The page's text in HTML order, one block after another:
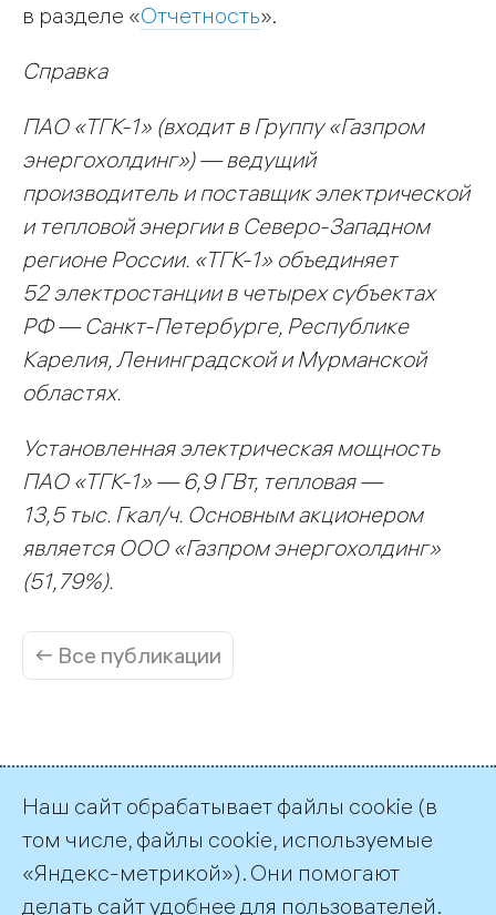
в разделе «Отчетность».
Справка
ПАО «ТГК-1» (входит в Группу «Газпром
энергохолдинг») — ведущий
производитель и поставщик электрической
и тепловой энергии в Северо-Западном
регионе России. «ТГК-1» объединяет
52 электростанции в четырех субъектах
РФ — Санкт-Петербурге, Республике
Карелия, Ленинградской и Мурманской
областях.
Установленная электрическая мощность
ПАО «ТГК-1» — 6,9 ГВт, тепловая —
13,5 тыс. Гкал/ч. Основным акционером
является ООО «Газпром энергохолдинг»
(51,79%).
← Все публикации
Пресс-служба ТГК-1
+7 (812) 688-32-84
press@tgc1.ru
Наш сайт обрабатывает файлы cookie (в
том числе, файлы cookie, используемые
«Яндекс-метрикой»). Они помогают
делать сайт удобнее для пользователей.